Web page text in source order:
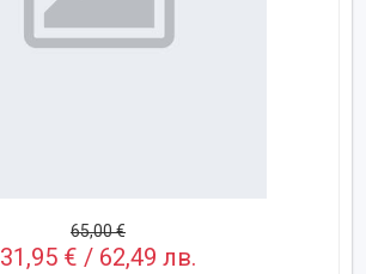
65,00 €
31,95 € / 62,49 лв.